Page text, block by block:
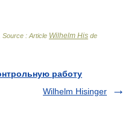
. Source : Article Wilhelm His de
работу
Wilhelm Hisinger